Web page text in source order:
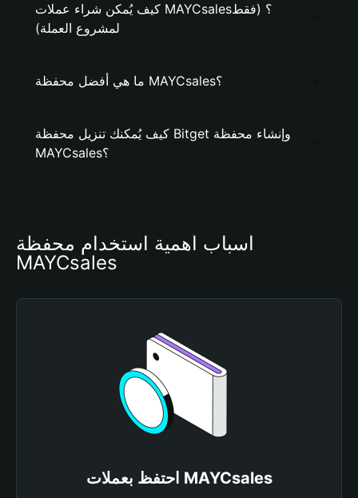
كيف يُمكن شراء عملات MAYCsales؟ (فقط
لمشروع العملة)
ما هي أفضل محفظة MAYCsales؟
كيف يُمكنك تنزيل محفظة Bitget وإنشاء محفظة
MAYCsales؟
أسباب أهمية استخدام محفظة
MAYCsales
احتفظ بعملات MAYCsales